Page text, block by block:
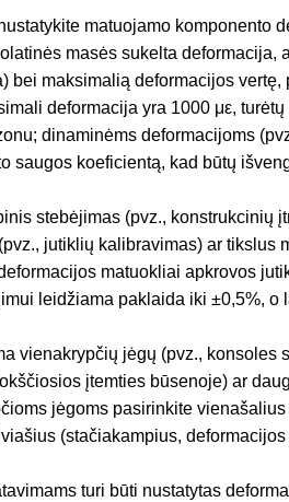
matuojamo komponento
masės sukelta deformacija,
bei maksimalią deformacijos
deformacija yra 1000 με,
dinaminėms deformacijoms
saugos koeficientą, kad būtų
stebėjimas (pvz., konstrukcinių
jutiklių kalibravimas) ar tikslus
matuokliai apkrovos
leidžiama paklaida iki ±0,5%, o
vienakrypčių jėgų (pvz., konsoles
įtemties būsenoje) ar
jėgoms pasirinkite
(stačiakampius,
turi būti nustatytas